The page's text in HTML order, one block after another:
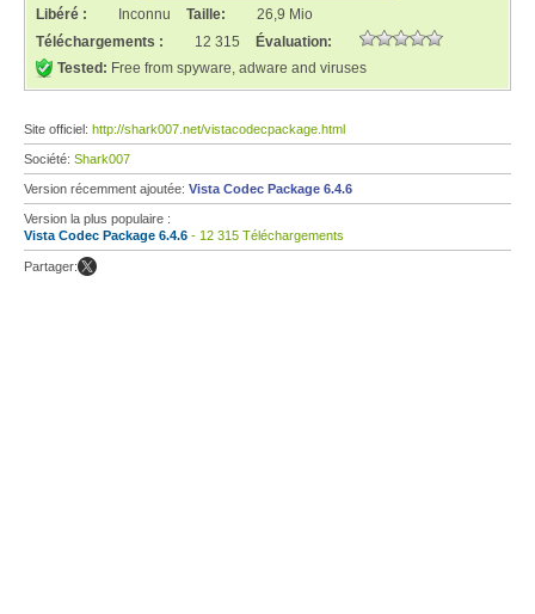
Libéré : Inconnu Taille:
26,9 Mio
Téléchargements :
12 315
Évaluation:
Tested: Free from spyware, adware and viruses
Site officiel: http://shark007.net/vistacodecpackage.html
Société: Shark007
Version récemment ajoutée: Vista Codec Package 6.4.6
Version la plus populaire :
Vista Codec Package 6.4.6 - 12 315 Téléchargements
Partager: